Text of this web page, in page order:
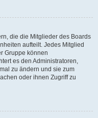
die die Mitglieder des Boards
aufteilt. Jedes Mitglied
Gruppe können
es den Administratoren,
zu ändern und sie zum
oder ihnen Zugriff zu